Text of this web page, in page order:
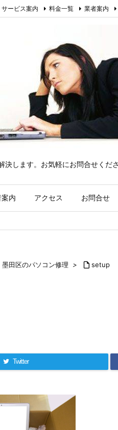
します。お気軽にお問合せくだ
内 アクセス お問合せ
サービス案内 料金一覧 業者案内
墨田区のパソコン修理 >  setup
Twitter